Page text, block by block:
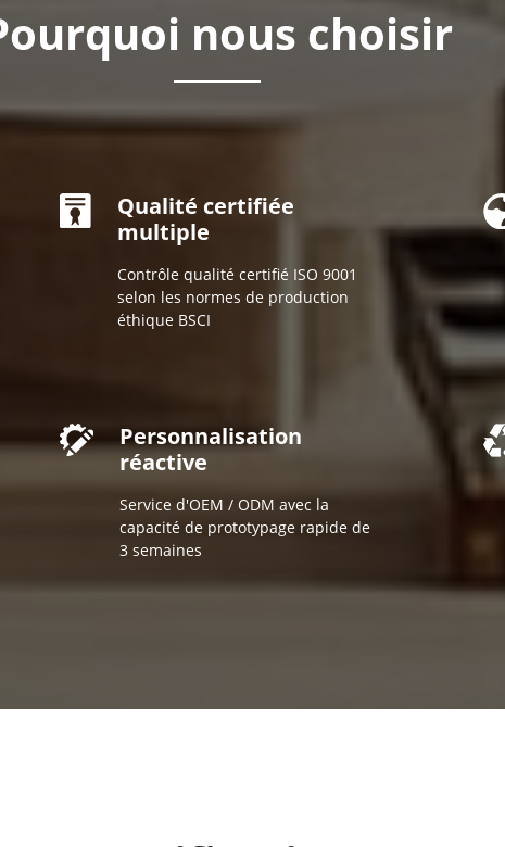
nous choisir
Qualité certifiée
multiple
Contrôle qualité certifié ISO 9001
selon les normes de production
éthique BSCI
Personnalisation
réactive
Service d'OEM / ODM avec la
capacité de prototypage rapide de
3 semaines